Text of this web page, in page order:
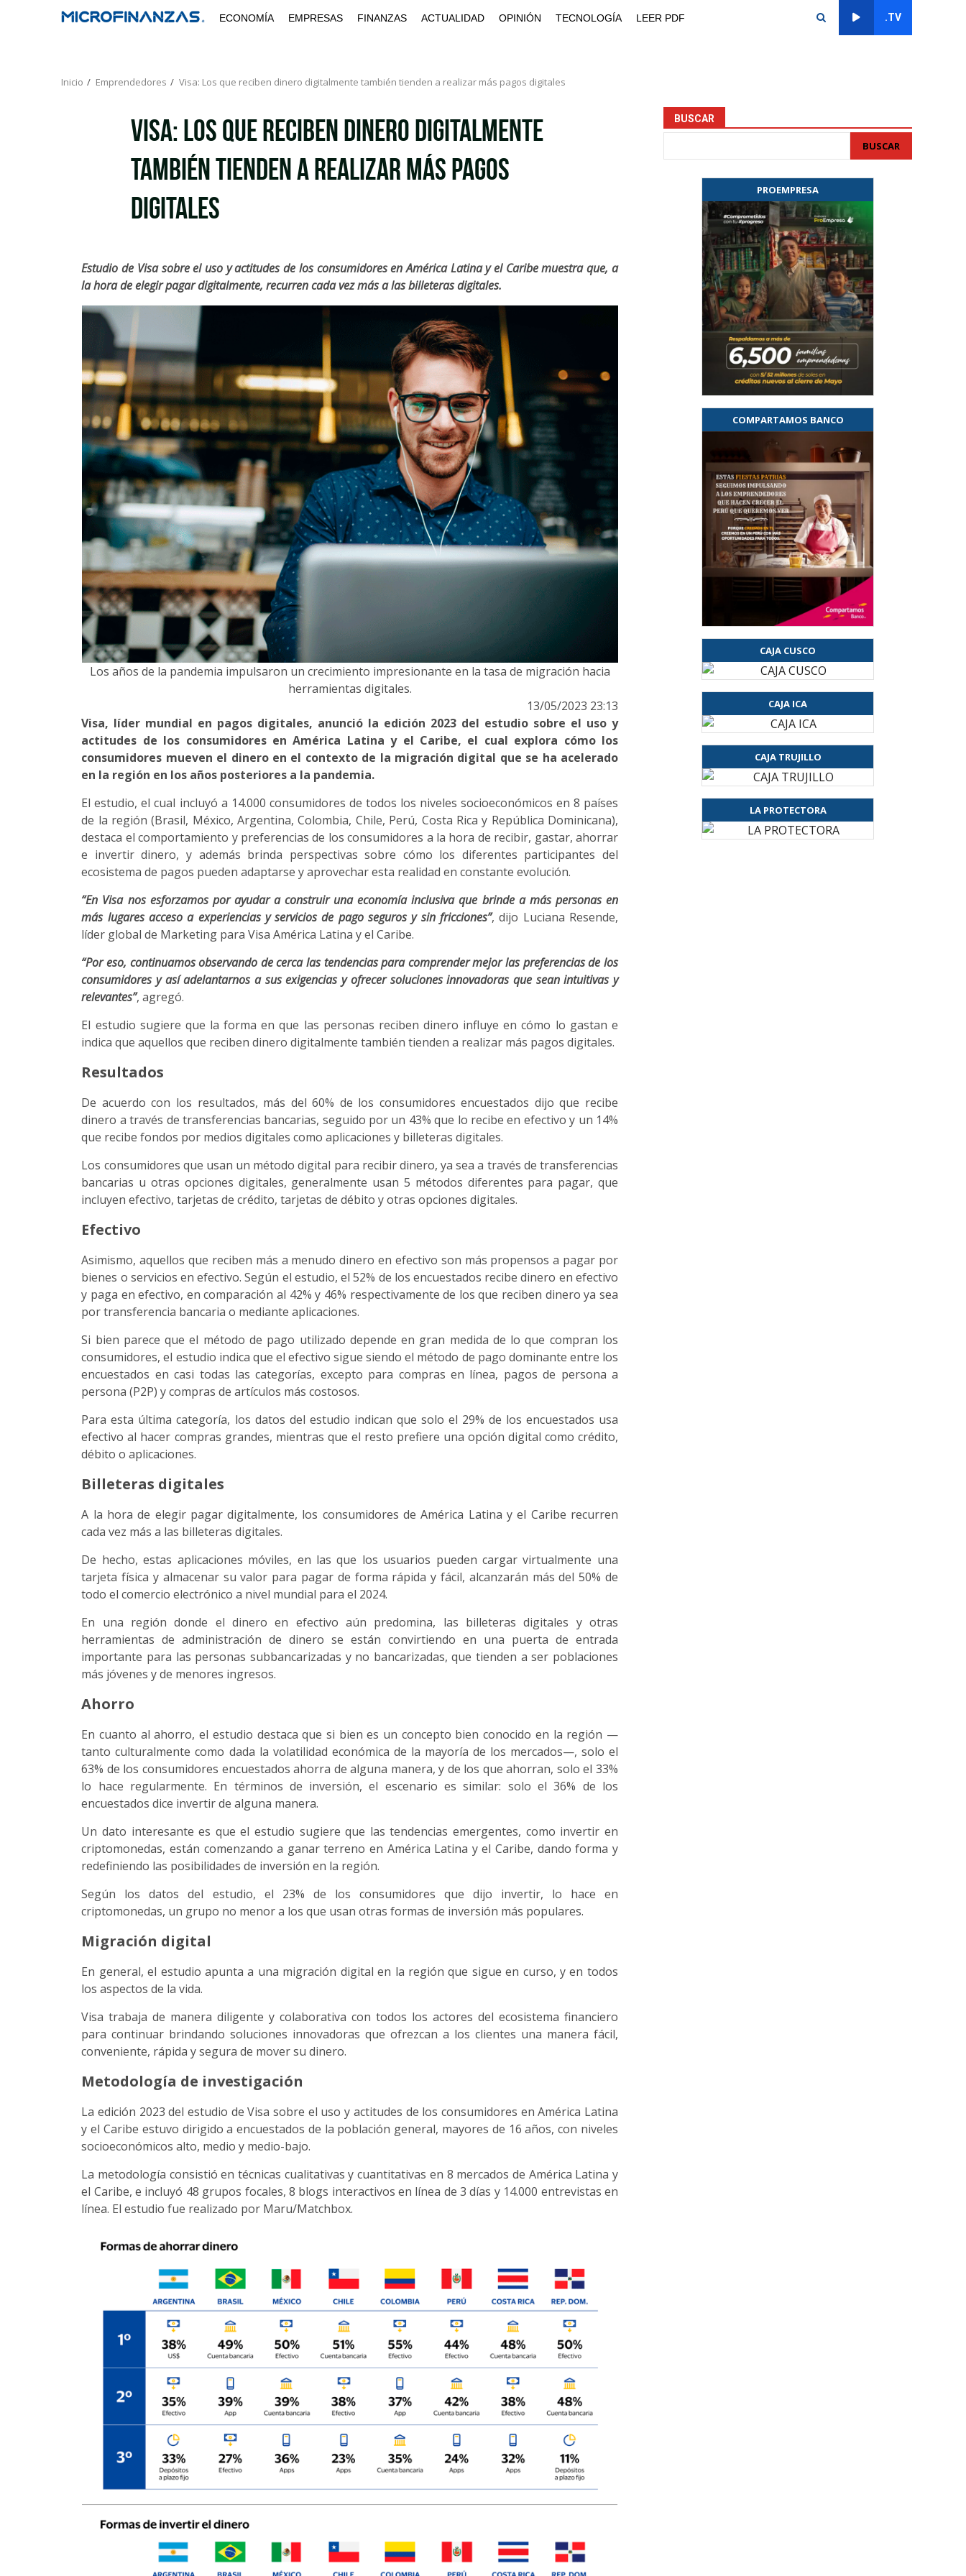
ECONOMÍA EMPRESAS FINANZAS ACTUALIDAD OPINIÓN TECNOLOGÍA LEER PDF .TV
Inicio Emprendedores Visa: Los que reciben dinero digitalmente también tienden a realizar más pagos digitales
Visa: Los que reciben dinero digitalmente
también tienden a realizar más pagos
digitales
Estudio de Visa sobre el uso y actitudes de los consumidores en América Latina y el Caribe muestra que, a
la hora de elegir pagar digitalmente, recurren cada vez más a las billeteras digitales.
Los años de la pandemia impulsaron un crecimiento impresionante en la tasa de migración hacia
herramientas digitales.
13/05/2023 23:13
Visa, líder mundial en pagos digitales, anunció la edición 2023 del estudio sobre el uso y
actitudes de los consumidores en América Latina y el Caribe, el cual explora cómo los
consumidores mueven el dinero en el contexto de la migración digital que se ha acelerado
en la región en los años posteriores a la pandemia.
El estudio, el cual incluyó a 14.000 consumidores de todos los niveles socioeconómicos en 8 países
de la región (Brasil, México, Argentina, Colombia, Chile, Perú, Costa Rica y República Dominicana),
destaca el comportamiento y preferencias de los consumidores a la hora de recibir, gastar, ahorrar
e invertir dinero, y además brinda perspectivas sobre cómo los diferentes participantes del
ecosistema de pagos pueden adaptarse y aprovechar esta realidad en constante evolución.
“En Visa nos esforzamos por ayudar a construir una economía inclusiva que brinde a más personas en
más lugares acceso a experiencias y servicios de pago seguros y sin fricciones”, dijo Luciana Resende,
líder global de Marketing para Visa América Latina y el Caribe.
“Por eso, continuamos observando de cerca las tendencias para comprender mejor las preferencias de los
consumidores y así adelantarnos a sus exigencias y ofrecer soluciones innovadoras que sean intuitivas y
relevantes”, agregó.
El estudio sugiere que la forma en que las personas reciben dinero influye en cómo lo gastan e
indica que aquellos que reciben dinero digitalmente también tienden a realizar más pagos digitales.
Resultados
De acuerdo con los resultados, más del 60% de los consumidores encuestados dijo que recibe
dinero a través de transferencias bancarias, seguido por un 43% que lo recibe en efectivo y un 14%
que recibe fondos por medios digitales como aplicaciones y billeteras digitales.
Los consumidores que usan un método digital para recibir dinero, ya sea a través de transferencias
bancarias u otras opciones digitales, generalmente usan 5 métodos diferentes para pagar, que
incluyen efectivo, tarjetas de crédito, tarjetas de débito y otras opciones digitales.
Efectivo
Asimismo, aquellos que reciben más a menudo dinero en efectivo son más propensos a pagar por
bienes o servicios en efectivo. Según el estudio, el 52% de los encuestados recibe dinero en efectivo
y paga en efectivo, en comparación al 42% y 46% respectivamente de los que reciben dinero ya sea
por transferencia bancaria o mediante aplicaciones.
Si bien parece que el método de pago utilizado depende en gran medida de lo que compran los
consumidores, el estudio indica que el efectivo sigue siendo el método de pago dominante entre los
encuestados en casi todas las categorías, excepto para compras en línea, pagos de persona a
persona (P2P) y compras de artículos más costosos.
Para esta última categoría, los datos del estudio indican que solo el 29% de los encuestados usa
efectivo al hacer compras grandes, mientras que el resto prefiere una opción digital como crédito,
débito o aplicaciones.
Billeteras digitales
A la hora de elegir pagar digitalmente, los consumidores de América Latina y el Caribe recurren
cada vez más a las billeteras digitales.
De hecho, estas aplicaciones móviles, en las que los usuarios pueden cargar virtualmente una
tarjeta física y almacenar su valor para pagar de forma rápida y fácil, alcanzarán más del 50% de
todo el comercio electrónico a nivel mundial para el 2024.
En una región donde el dinero en efectivo aún predomina, las billeteras digitales y otras
herramientas de administración de dinero se están convirtiendo en una puerta de entrada
importante para las personas subbancarizadas y no bancarizadas, que tienden a ser poblaciones
más jóvenes y de menores ingresos.
Ahorro
En cuanto al ahorro, el estudio destaca que si bien es un concepto bien conocido en la región —
tanto culturalmente como dada la volatilidad económica de la mayoría de los mercados—, solo el
63% de los consumidores encuestados ahorra de alguna manera, y de los que ahorran, solo el 33%
lo hace regularmente. En términos de inversión, el escenario es similar: solo el 36% de los
encuestados dice invertir de alguna manera.
Un dato interesante es que el estudio sugiere que las tendencias emergentes, como invertir en
criptomonedas, están comenzando a ganar terreno en América Latina y el Caribe, dando forma y
redefiniendo las posibilidades de inversión en la región.
Según los datos del estudio, el 23% de los consumidores que dijo invertir, lo hace en
criptomonedas, un grupo no menor a los que usan otras formas de inversión más populares.
Migración digital
En general, el estudio apunta a una migración digital en la región que sigue en curso, y en todos
los aspectos de la vida.
Visa trabaja de manera diligente y colaborativa con todos los actores del ecosistema financiero
para continuar brindando soluciones innovadoras que ofrezcan a los clientes una manera fácil,
conveniente, rápida y segura de mover su dinero.
Metodología de investigación
La edición 2023 del estudio de Visa sobre el uso y actitudes de los consumidores en América Latina
y el Caribe estuvo dirigido a encuestados de la población general, mayores de 16 años, con niveles
socioeconómicos alto, medio y medio-bajo.
La metodología consistió en técnicas cualitativas y cuantitativas en 8 mercados de América Latina y
el Caribe, e incluyó 48 grupos focales, 8 blogs interactivos en línea de 3 días y 14.000 entrevistas en
línea. El estudio fue realizado por Maru/Matchbox.
BUSCAR
BUSCAR
PROEMPRESA
COMPARTAMOS BANCO
CAJA CUSCO
CAJA ICA
CAJA TRUJILLO
LA PROTECTORA